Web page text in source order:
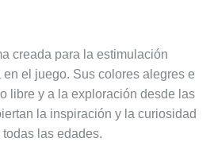
creada para la estimulación
el juego. Sus colores alegres e
libre y a la exploración desde las
la inspiración y la curiosidad
las edades.